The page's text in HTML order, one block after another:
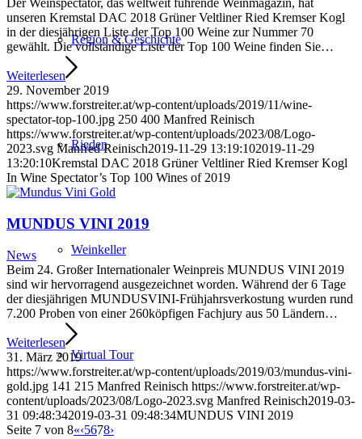
Region & Geschichte
Rieden
Weinkeller
Virtual Tour
Der Weinspectator, das weltweit führende Weinmagazin, hat
unseren Kremstal DAC 2018 Grüner Veltliner Ried Kremser Kogl
in der diesjährigen Liste der Top 100 Weine zur Nummer 70
gewählt. Die vollständige Liste der Top 100 Weine finden Sie…
Weiterlesen
29. November 2019
https://www.forstreiter.at/wp-content/uploads/2019/11/wine-
spectator-top-100.jpg 250 400 Manfred Reinisch
https://www.forstreiter.at/wp-content/uploads/2023/08/Logo-
2023.svg Manfred Reinisch2019-11-29 13:19:102019-11-29
13:20:10Kremstal DAC 2018 Grüner Veltliner Ried Kremser Kogl
In Wine Spectator’s Top 100 Wines of 2019
MUNDUS VINI 2019
News
Beim 24. Großer Internationaler Weinpreis MUNDUS VINI 2019
sind wir hervorragend ausgezeichnet worden. Während der 6 Tage
der diesjährigen MUNDUSVINI-Frühjahrsverkostung wurden rund
7.200 Proben von einer 260köpfigen Fachjury aus 50 Ländern…
Weiterlesen
31. März 2019
https://www.forstreiter.at/wp-content/uploads/2019/03/mundus-vini-
gold.jpg 141 215 Manfred Reinisch https://www.forstreiter.at/wp-
content/uploads/2023/08/Logo-2023.svg Manfred Reinisch2019-03-
31 09:48:342019-03-31 09:48:34MUNDUS VINI 2019
Seite 7 von 8«‹5678›